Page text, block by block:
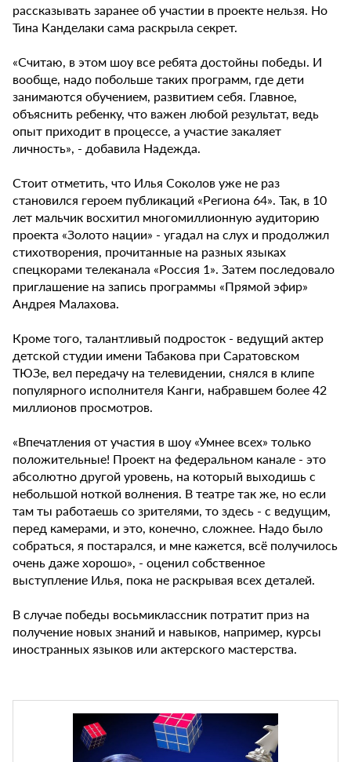
рассказывать заранее об участии в проекте нельзя. Но
Тина Канделаки сама раскрыла секрет.
«Считаю, в этом шоу все ребята достойны победы. И
вообще, надо побольше таких программ, где дети
занимаются обучением, развитием себя. Главное,
объяснить ребенку, что важен любой результат, ведь
опыт приходит в процессе, а участие закаляет
личность», - добавила Надежда.
Стоит отметить, что Илья Соколов уже не раз
становился героем публикаций «Региона 64». Так, в 10
лет мальчик восхитил многомиллионную аудиторию
проекта «Золото нации» - угадал на слух и продолжил
стихотворения, прочитанные на разных языках
спецкорами телеканала «Россия 1». Затем последовало
приглашение на запись программы «Прямой эфир»
Андрея Малахова.
Кроме того, талантливый подросток - ведущий актер
детской студии имени Табакова при Саратовском
ТЮЗе, вел передачу на телевидении, снялся в клипе
популярного исполнителя Канги, набравшем более 42
миллионов просмотров.
«Впечатления от участия в шоу «Умнее всех» только
положительные! Проект на федеральном канале - это
абсолютно другой уровень, на который выходишь с
небольшой ноткой волнения. В театре так же, но если
там ты работаешь со зрителями, то здесь - с ведущим,
перед камерами, и это, конечно, сложнее. Надо было
собраться, я постарался, и мне кажется, всё получилось
очень даже хорошо», - оценил собственное
выступление Илья, пока не раскрывая всех деталей.
В случае победы восьмиклассник потратит приз на
получение новых знаний и навыков, например, курсы
иностранных языков или актерского мастерства.